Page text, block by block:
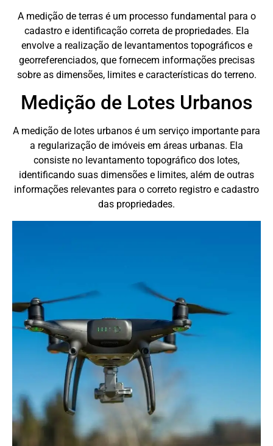
A medição de terras é um processo fundamental para o
cadastro e identificação correta de propriedades. Ela
envolve a realização de levantamentos topográficos e
georreferenciados, que fornecem informações precisas
sobre as dimensões, limites e características do terreno.
Medição de Lotes Urbanos
A medição de lotes urbanos é um serviço importante para
a regularização de imóveis em áreas urbanas. Ela
consiste no levantamento topográfico dos lotes,
identificando suas dimensões e limites, além de outras
informações relevantes para o correto registro e cadastro
das propriedades.